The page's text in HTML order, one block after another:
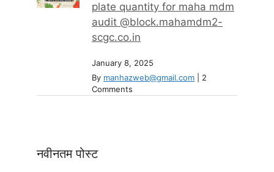
plate quantity for maha mdm
audit @block.mahamdm2-
scgc.co.in
January 8, 2025
By manhazweb@gmail.com
2
Comments
नवीनतम पोस्ट